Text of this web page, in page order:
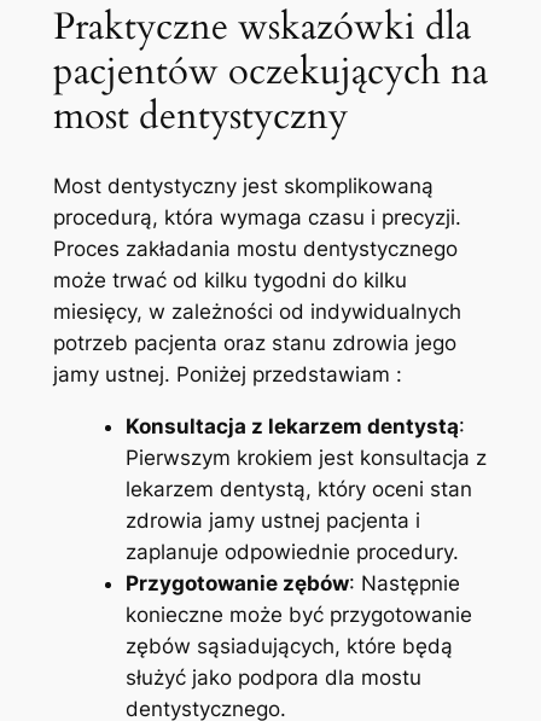
Praktyczne wskazówki dla
pacjentów oczekujących na
most dentystyczny
Most dentystyczny jest skomplikowaną
procedurą, która wymaga czasu i precyzji.
Proces zakładania mostu dentystycznego
może trwać od kilku tygodni do kilku
miesięcy, w zależności od indywidualnych
potrzeb pacjenta oraz stanu zdrowia jego
jamy ustnej. Poniżej przedstawiam :
Konsultacja z lekarzem dentystą:
Pierwszym krokiem jest konsultacja z
lekarzem dentystą, który oceni stan
zdrowia jamy ustnej pacjenta i
zaplanuje odpowiednie procedury.
Przygotowanie zębów: Następnie
konieczne może być przygotowanie
zębów sąsiadujących, które będą
służyć jako podpora dla mostu
dentystycznego.